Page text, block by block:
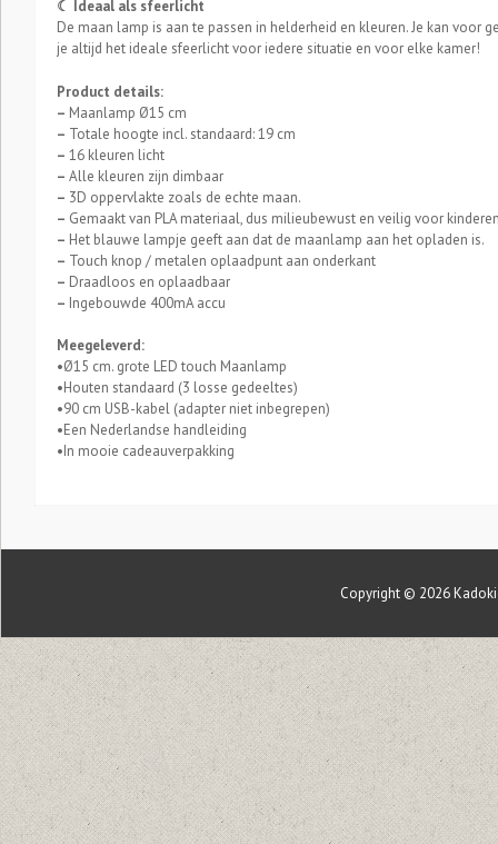
☾ Ideaal als sfeerlicht
De maan lamp is aan te passen in helderheid en kleuren. Je kan voor
je altijd het ideale sfeerlicht voor iedere situatie en voor elke kamer!
Product details:
– Maanlamp Ø15 cm
– Totale hoogte incl. standaard: 19 cm
– 16 kleuren licht
– Alle kleuren zijn dimbaar
– 3D oppervlakte zoals de echte maan.
– Gemaakt van PLA materiaal, dus milieubewust en veilig voor
– Het blauwe lampje geeft aan dat de maanlamp aan het opladen is.
– Touch knop / metalen oplaadpunt aan onderkant
– Draadloos en oplaadbaar
– Ingebouwde 400mA accu
Meegeleverd:
•Ø15 cm. grote LED touch Maanlamp
•Houten standaard (3 losse gedeeltes)
•90 cm USB-kabel (adapter niet inbegrepen)
•Een Nederlandse handleiding
•In mooie cadeauverpakking
Copyright © 2026